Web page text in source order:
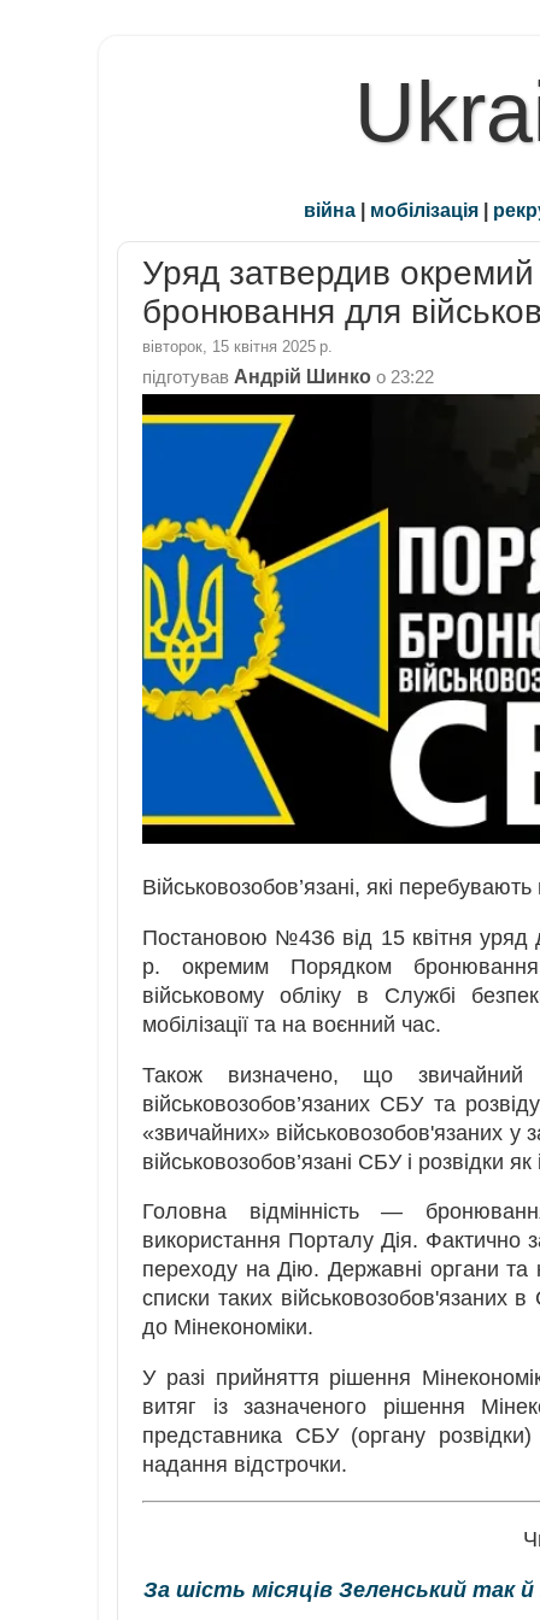
війна | мобілізація |
Уряд затвердив
бронювання для
вівторок, 15 квітня 2025 р.
підготував Андрій Шинко о 23:22
Військовозобов’язані, які
Постановою №436 від 15 квітня
р. окремим Порядком бронювання
військовому обліку в Службі
мобілізації та на воєнний час.
Також визначено, що
військовозобов’язаних СБУ та
«звичайних» військовозобов'язаних у
військовозобов’язані СБУ і розвідки як
Головна відмінність —
використання Порталу Дія.
переходу на Дію. Державні органи та
списки таких військовозобов'язаних
до Мінекономіки.
У разі прийняття рішення
витяг із зазначеного рішення
представника СБУ (органу
надання відстрочки.
За шість місяців Зеленський так й